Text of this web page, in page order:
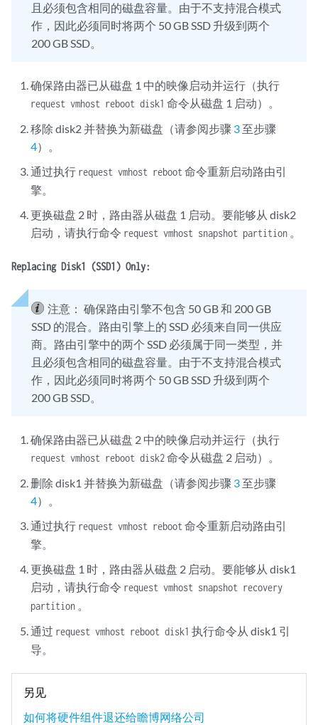
且必须包含相同的磁盘容量。由于不支持混合模式
作，因此必须同时将两个 50 GB SSD 升级到两个
200 GB SSD。
确保路由器已从磁盘 1 中的映像启动并运行（执行
request vmhost reboot disk1 命令从磁盘 1 启动）。
移除 disk2 并替换为新磁盘（请参阅步骤 3至步骤
4）。
通过执行 request vmhost reboot命令重新启动路由引
擎。
更换磁盘 2 时，路由器从磁盘 1 启动。要能够从 disk2
启动，请执行命令 request vmhost snapshot partition 。
Replacing Disk1 (SSD1) Only:
注意： 确保路由引擎不包含 50 GB 和 200 GB
SSD 的混合。路由引擎上的 SSD 必须来自同一供应
商。路由引擎中的两个 SSD 必须属于同一类型，并
且必须包含相同的磁盘容量。由于不支持混合模式
作，因此必须同时将两个 50 GB SSD 升级到两个
200 GB SSD。
确保路由器已从磁盘 2 中的映像启动并运行（执行
request vmhost reboot disk2命令从磁盘 2 启动）。
删除 disk1 并替换为新磁盘（请参阅步骤 3至步骤
4）。
通过执行 request vmhost reboot命令重新启动路由引
擎。
更换磁盘 1 时，路由器从磁盘 2 启动。要能够从 disk1
启动，请执行命令 request vmhost snapshot recovery
partition 。
通过 request vmhost reboot disk1 执行命令从 disk1 引
导。
另见
如何将硬件组件退还给瞻博网络公司